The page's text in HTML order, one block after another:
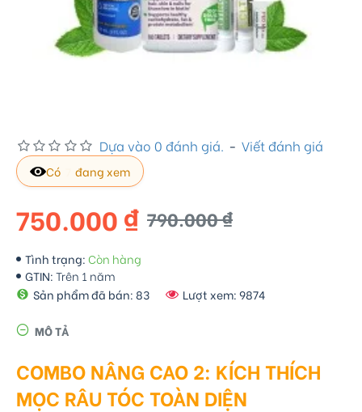
Tình trạng:Còn hàng
GTIN:Trên 1 năm
Sản phẩm đã bán: 83
Lượt xem: 9874
Dựa vào 0 đánh giá. - Viết đánh giá
Có đang xem
750.000 ₫ 790.000 ₫
MÔ TẢ
COMBO NÂNG CAO 2: KÍCH THÍCH
MỌC RÂU TÓC TOÀN DIỆN